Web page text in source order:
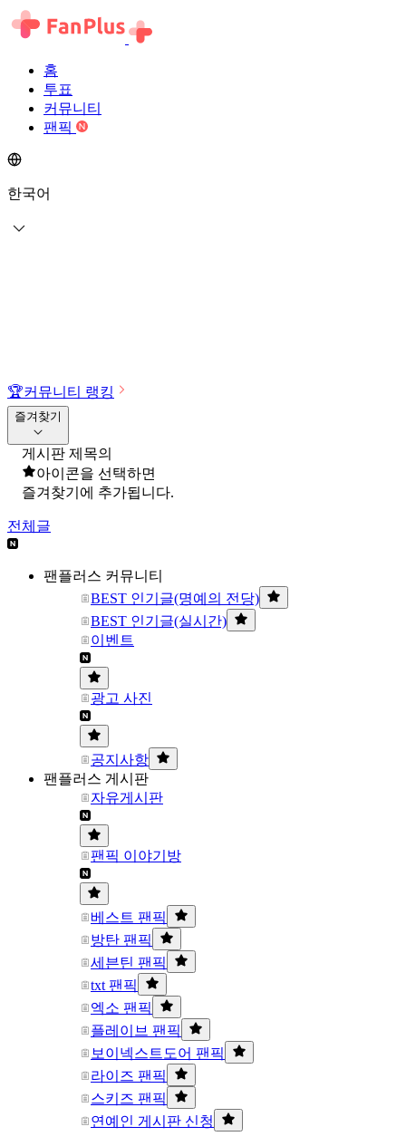
홈
투표
커뮤니티
팬픽
한국어
🏆커뮤니티 랭킹
즐겨찾기
게시판 제목의
아이콘을 선택하면
즐겨찾기에 추가됩니다.
전체글
팬플러스 커뮤니티
BEST 인기글(명예의 전당)
BEST 인기글(실시간)
이벤트
광고 사진
공지사항
팬플러스 게시판
자유게시판
팬픽 이야기방
베스트 팬픽
방탄 팬픽
세븐틴 팬픽
txt 팬픽
엑소 팬픽
플레이브 팬픽
보이넥스트도어 팬픽
라이즈 팬픽
스키즈 팬픽
연예인 게시판 신청